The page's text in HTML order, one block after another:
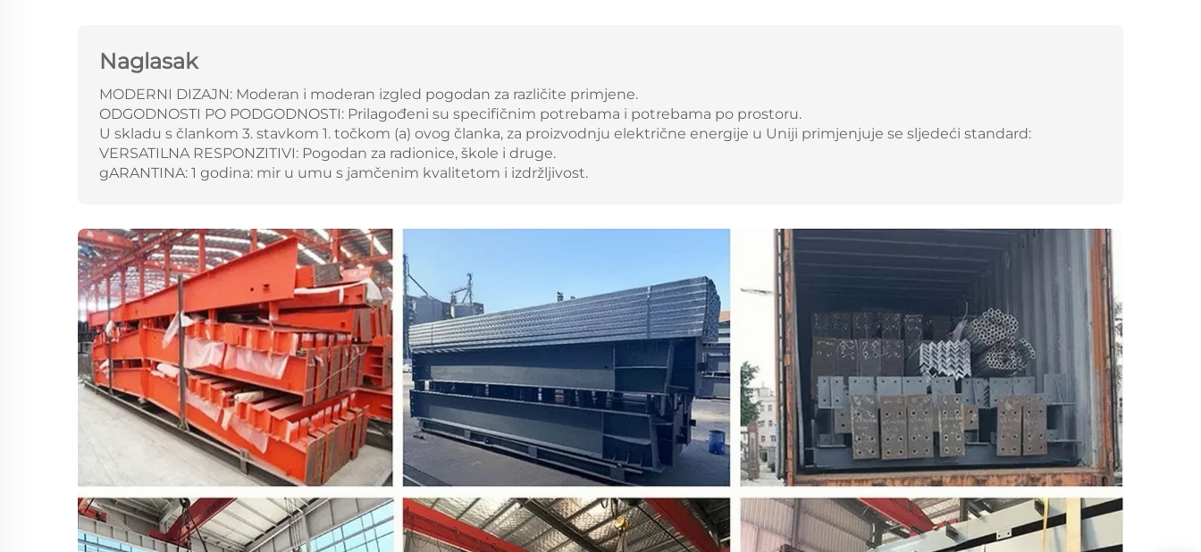
Naglasak
MODERNI DIZAJN: Moderan i moderan izgled pogodan za različite primjene.
ODGODNOSTI PO PODGODNOSTI: Prilagođeni su specifičnim potrebama i potrebama po prostoru.
U skladu s člankom 3. stavkom 1. točkom (a) ovog članka, za proizvodnju električne energije u Uniji primjenjuje se sljedeći standard:
VERSATILNA RESPONZITIVI: Pogodan za radionice, škole i druge.
gARANTINA: 1 godina: mir u umu s jamčenim kvalitetom i izdržljivost.